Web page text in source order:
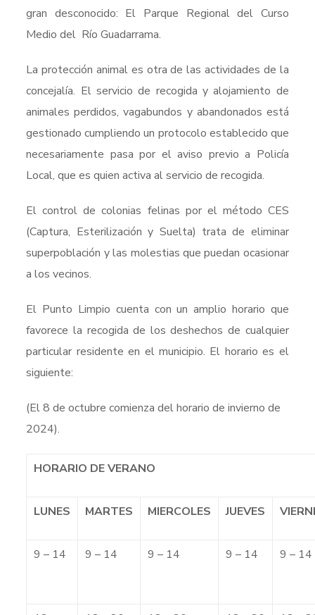
gran desconocido: El Parque Regional del Curso
Medio del Río Guadarrama.
La protección animal es otra de las actividades de la
concejalía. El servicio de recogida y alojamiento de
animales perdidos, vagabundos y abandonados está
gestionado cumpliendo un protocolo establecido que
necesariamente pasa por el aviso previo a Policía
Local, que es quien activa al servicio de recogida.
El control de colonias felinas por el método CES
(Captura, Esterilización y Suelta) trata de eliminar
superpoblación y las molestias que puedan ocasionar
a los vecinos.
El Punto Limpio cuenta con un amplio horario que
favorece la recogida de los deshechos de cualquier
particular residente en el municipio. El horario es el
siguiente:
(El 8 de octubre comienza del horario de invierno de
2024).
HORARIO DE VERANO
LUNES MARTES MIERCOLES JUEVES
9 – 14 9 – 14 9 – 14 9 – 14 9 – 14